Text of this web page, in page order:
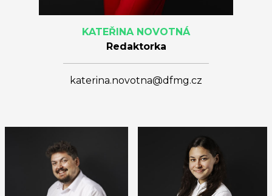
KATEŘINA NOVOTNÁ
Redaktorka
katerina.novotna@dfmg.cz